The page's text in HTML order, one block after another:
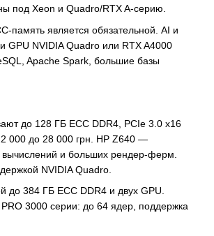
под Xeon и Quadro/RTX A-серию.
память является обязательной. AI и
GPU NVIDIA Quadro или RTX A4000
Apache Spark, большие базы
до 128 ГБ ECC DDR4, PCIe 3.0 x16
000 до 28 000 грн. HP Z640 —
и больших рендер-ферм.
NVIDIA Quadro.
до 384 ГБ ECC DDR4 и двух GPU.
3000 серии: до 64 ядер, поддержка